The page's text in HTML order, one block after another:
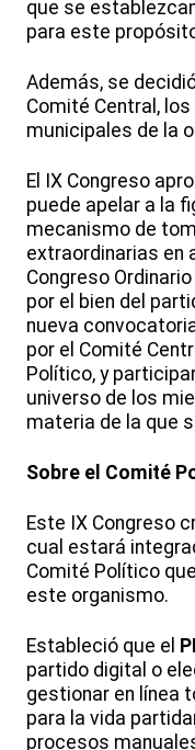
que se
para este
Además, se
Comité Central,
municipales de la
El IX Congreso
puede apelar a la
mecanismo de
extraordinarias en
Congreso
por el bien del
nueva
por el Comité
Político, y
universo de los
materia de la que
Sobre el Comité
Este IX Congreso
cual estará
Comité Político
este organismo.
Estableció que el
partido digital o
gestionar en línea
para la vida
procesos